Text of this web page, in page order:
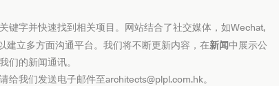
键字并快速找到相关项目。网站结合了社交媒体，如Wechat,
建立多方面沟通平台。我们将不断更新内容，在新闻中展示公
们的新闻通讯。
给我们发送电子邮件至architects@plpl.com.hk。